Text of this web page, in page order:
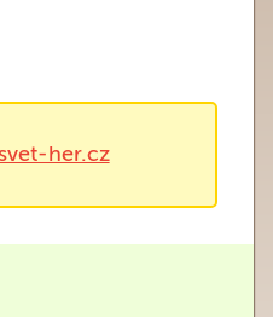
her.cz